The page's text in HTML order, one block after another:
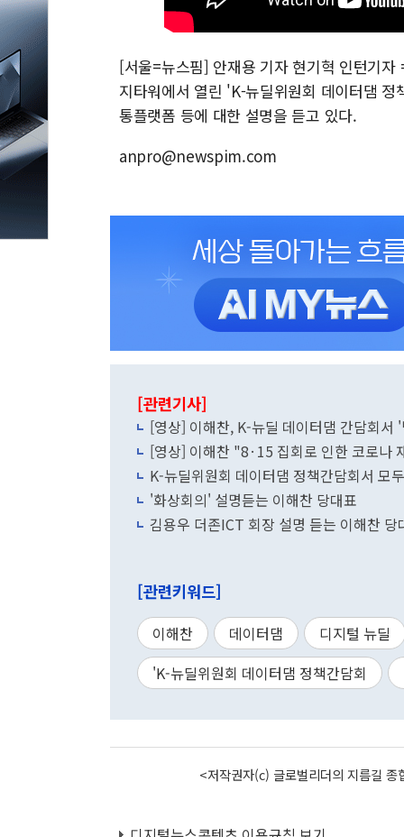
[서울=뉴스핌] 안재용 기자 현기혁 인턴기
지타워에서 열린 'K-뉴딜위원회 데이터댐
통플랫폼 등에 대한 설명을 듣고 있다.
anpro@newspim.com
[관련기사]
[영상] 이해찬, K-뉴딜 데이터댐 간담회서
[영상] 이해찬 "8·15 집회로 인한 코로나
K-뉴딜위원회 데이터댐 정책간담회서 모
'화상회의' 설명듣는 이해찬 당대표
김용우 더존ICT 회장 설명 듣는 이해찬 당
[관련키워드]
이해찬 데이터댐
디지털 뉴딜
'K-뉴딜위원회 데이터댐 정책간담회
<저작권자(c) 글로벌리더의 지름길